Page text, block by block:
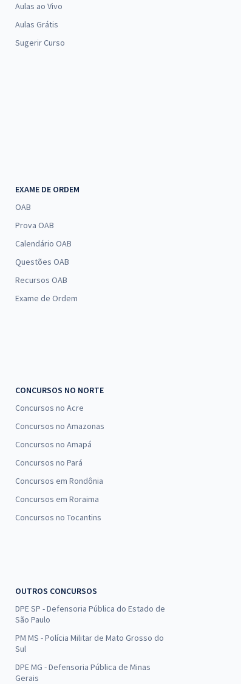
Aulas ao Vivo
Aulas Grátis
Sugerir Curso
EXAME DE ORDEM
OAB
Prova OAB
Calendário OAB
Questões OAB
Recursos OAB
Exame de Ordem
CONCURSOS NO NORTE
Concursos no Acre
Concursos no Amazonas
Concursos no Amapá
Concursos no Pará
Concursos em Rondônia
Concursos em Roraima
Concursos no Tocantins
OUTROS CONCURSOS
DPE SP - Defensoria Pública do Estado de
São Paulo
PM MS - Polícia Militar de Mato Grosso do
Sul
DPE MG - Defensoria Pública de Minas
Gerais